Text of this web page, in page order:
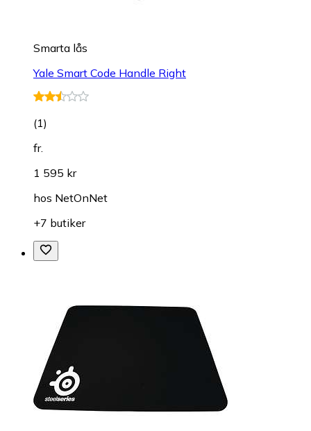
Smarta lås
Yale Smart Code Handle Right
(1)
fr.
1 595 kr
hos NetOnNet
+7 butiker